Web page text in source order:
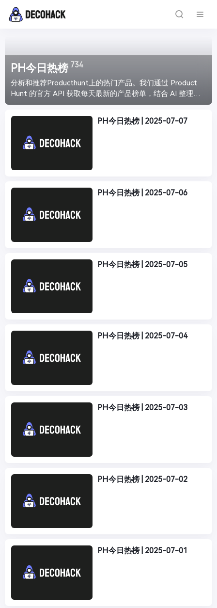
PH今日热榜 734
分析和推荐Producthunt上的热门产品。我们通过 Product
Hunt 的官方 API 获取每天最新的产品榜单，结合 AI 整理分
析，给你带来最直观的产品介绍，让你能够快速浏览最新最
火爆的产品趋势。每天下午4点准时更新。
PH今日热榜 | 2025-07-07
PH今日热榜 | 2025-07-06
PH今日热榜 | 2025-07-05
PH今日热榜 | 2025-07-04
PH今日热榜 | 2025-07-03
PH今日热榜 | 2025-07-02
PH今日热榜 | 2025-07-01